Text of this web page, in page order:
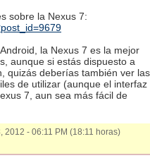
sobre la Nexus 7:
la Nexus 7 es la mejor
aunque si estás dispuesto a
quizás deberías también ver las
de utilizar (aunque el interfaz
7, aun sea más fácil de
2012 - 06:11 PM (18:11 horas)